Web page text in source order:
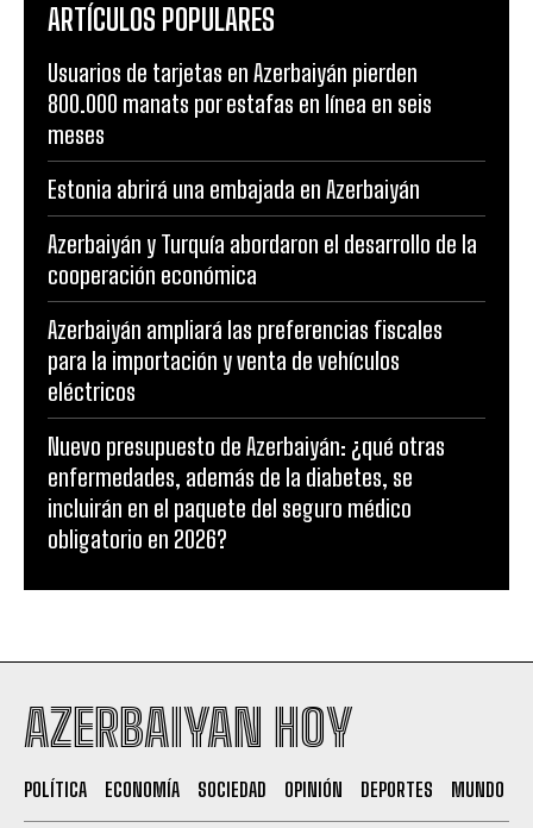
ARTÍCULOS POPULARES
Usuarios de tarjetas en Azerbaiyán pierden
800.000 manats por estafas en línea en seis
meses
Estonia abrirá una embajada en Azerbaiyán
Azerbaiyán y Turquía abordaron el desarrollo de la
cooperación económica
Azerbaiyán ampliará las preferencias fiscales
para la importación y venta de vehículos
eléctricos
Nuevo presupuesto de Azerbaiyán: ¿qué otras
enfermedades, además de la diabetes, se
incluirán en el paquete del seguro médico
obligatorio en 2026?
AZERBAIYAN HOY
POLÍTICA ECONOMÍA SOCIEDAD OPINIÓN DEPORTES MUNDO